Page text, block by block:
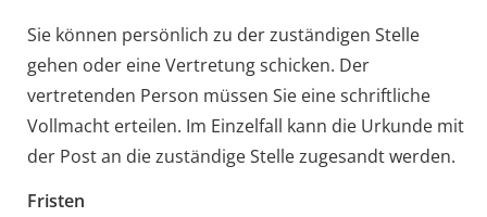
Sie können persönlich zu der zuständigen Stelle
gehen oder eine Vertretung schicken. Der
vertretenden Person müssen Sie eine schriftliche
Vollmacht erteilen. Im Einzelfall kann die Urkunde mit
der Post an die zuständige Stelle zugesandt werden.
Fristen